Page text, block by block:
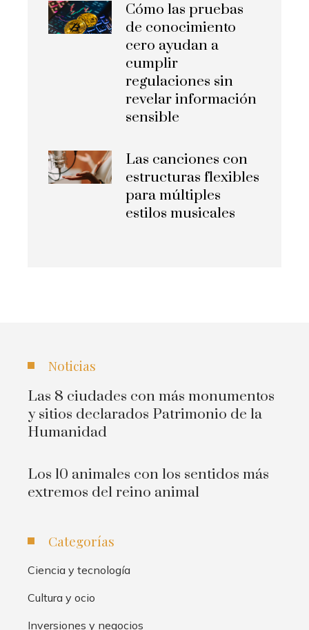
Cómo las pruebas
de conocimiento
cero ayudan a
cumplir
regulaciones sin
revelar información
sensible
Las canciones con
estructuras flexibles
para múltiples
estilos musicales
Noticias
Las 8 ciudades con más monumentos
y sitios declarados Patrimonio de la
Humanidad
Los 10 animales con los sentidos más
extremos del reino animal
Categorías
Ciencia y tecnología
Cultura y ocio
Inversiones y negocios